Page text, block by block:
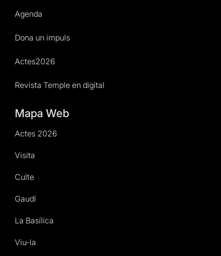
Agenda
Dona un impuls
Actes2026
Revista Temple en digital
Mapa Web
Actes 2026
Visita
Culte
Gaudí
La Basílica
Viu-la